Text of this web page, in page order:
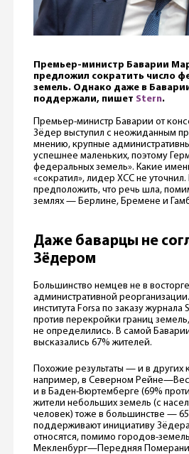
Премьер-министр Баварии
предложил сократить число
земель. Однако даже в
поддержали, пишет Stern.
Премьер-министр Баварии от
Зёдер выступил с неожиданным
мнению, крупные
успешнее маленьких, поэтому
федеральных земель». Какие
«сократил», лидер ХСС не
предположить, что речь шла,
землях — Берлине, Бремене и
Даже баварцы не
Зёдером
Большинство немцев не в восторге
административной
института Forsa по заказу журнала
против перекройки границ
не определились. В самой
высказались 67% жителей.
Похожие результаты — и в других
например, в Северном
и в Баден-Вюртемберге (69%
жители небольших земель (с
человек) тоже в большинстве —
поддерживают инициативу
относятся, помимо городов-
Мекленбург—Передняя